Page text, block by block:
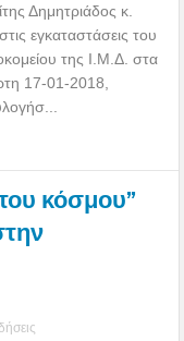
Δημητριάδος κ.
εγκαταστάσεις του
της Ι.Μ.Δ. στα
17-01-2018,
κόσμου”